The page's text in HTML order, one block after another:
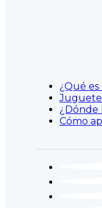
¿Qué
¿Dónde
Cómo